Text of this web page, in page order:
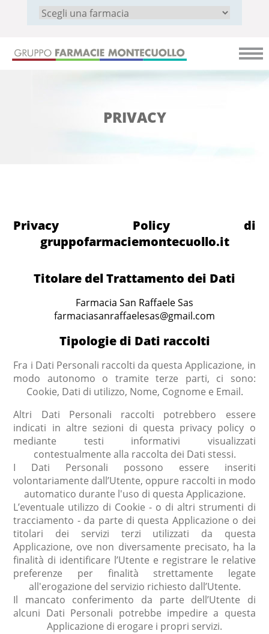
PRIVACY
Privacy Policy di
gruppofarmaciemontecuollo.it
Titolare del Trattamento dei Dati
Farmacia San Raffaele Sas
farmaciasanraffaelesas@gmail.com
Tipologie di Dati raccolti
Fra i Dati Personali raccolti da questa Applicazione, in
modo autonomo o tramite terze parti, ci sono:
Cookie, Dati di utilizzo, Nome, Cognome e Email.
Altri Dati Personali raccolti potrebbero essere
indicati in altre sezioni di questa privacy policy o
mediante testi informativi visualizzati
contestualmente alla raccolta dei Dati stessi.
I Dati Personali possono essere inseriti
volontariamente dall’Utente, oppure raccolti in modo
automatico durante l'uso di questa Applicazione.
L’eventuale utilizzo di Cookie - o di altri strumenti di
tracciamento - da parte di questa Applicazione o dei
titolari dei servizi terzi utilizzati da questa
Applicazione, ove non diversamente precisato, ha la
finalità di identificare l’Utente e registrare le relative
preferenze per finalità strettamente legate
all'erogazione del servizio richiesto dall’Utente.
Il mancato conferimento da parte dell’Utente di
alcuni Dati Personali potrebbe impedire a questa
Applicazione di erogare i propri servizi.